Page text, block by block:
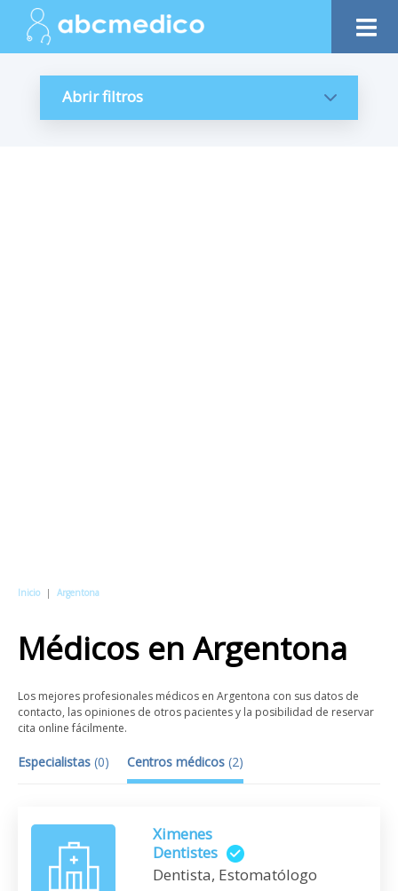
Abrir filtros
Inicio | Argentona
Médicos enArgentona
Los mejores profesionales médicos en Argentona con sus datos de
contacto, las opiniones de otros pacientes y la posibilidad de reservar
cita online fácilmente.
Especialistas (0) Centros médicos (2)
Ximenes
Dentistes
Dentista, Estomatólogo